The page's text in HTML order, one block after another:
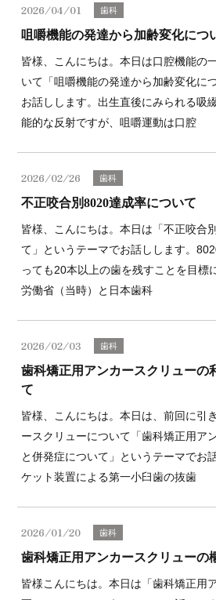
2026/04/01 歯科
咀嚼機能の発達から加齢変化につ
皆様、こんにちは。本日は口腔機能の
いて「咀嚼機能の発達から加齢変化に
お話しします。出生直後にみられる吸
能的な反射ですが、咀嚼運動は口腔
2026/02/26 歯科
不正咬合別8020達成率について
皆様、こんにちは。本日は「不正咬合
て」というテーマでお話しします。
っても20本以上の歯を残すことを目標
労働省（当時）と日本歯科
2026/02/03 歯科
歯科矯正用アンカースクリューの
て
皆様、こんにちは。本日は、前回に引
ースクリューについて「歯科矯正用ア
と併発症について」というテーマでお
ケット装置による第一小臼歯の抜歯
2026/01/20 歯科
歯科矯正用アンカースクリューの
皆様こんにちは。本日は「歯科矯正用